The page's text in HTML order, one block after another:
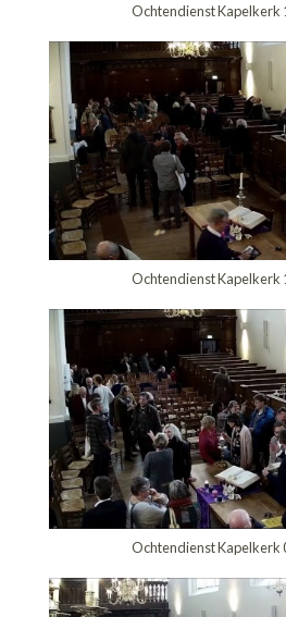
Ochtendienst Kapelkerk
Ochtendienst Kapelkerk
Ochtendienst Kapelkerk